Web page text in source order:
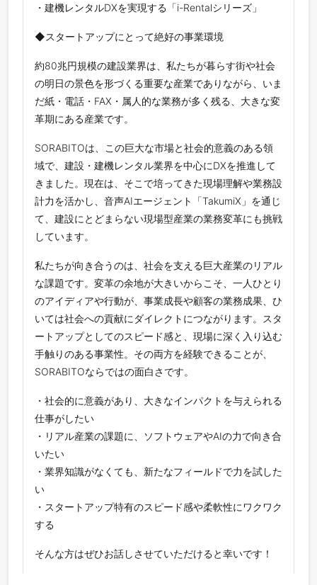
・建機レンタルDXを実現する「i-Rentalシリーズ」
◆スタートアップにとって絶好の事業環境
約80兆円規模の建設業界は、私たちが暮らす街や社会
の明日の景色を形づくる重要な産業でありながら、いま
だ紙・電話・FAX・属人的な業務が多く残る、大きな変
革期にある産業です。
SORABITOは、この巨大な市場と社会的意義のある領
域で、建設・建機レンタル業界を中心にDXを推進して
きました。現在は、そこで培ってきた現場理解や業務設
計力を活かし、音声AIエージェント「TakumiX」を通じ
て、建設にとどまらない現場型産業の業務変革にも挑戦
しています。
私たちが向き合うのは、社会を支える巨大産業のリアル
な課題です。変革の余地が大きいからこそ、一人ひとり
のアイディアや行動が、事業成長や顧客の業務成果、ひ
いては社会への貢献にダイレクトにつながります。スタ
ートアップとしてのスピード感と、現場に深く入り込む
手触りのある事業性。その両方を経験できることが、
SORABITOならではの面白さです。
・社会的に意義があり、大きなインパクトを与えられる
仕事がしたい
・リアル産業の課題に、ソフトウェアやAIの力で向き合
いたい
・業界知識がなくても、新たなフィールドで力を試した
い
・スタートアップ特有のスピード感や柔軟性にワクワク
する
そんな方はぜひお話しさせていただけると幸いです！